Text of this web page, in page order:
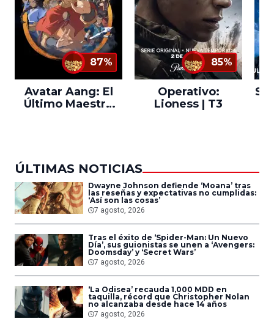
87%
Avatar Aang: El
Último Maestro
85%
Operativo:
Lioness | T3
ÚLTIMAS NOTICIAS
Dwayne Johnson defiende ‘Moana’ tras
las reseñas y expectativas no cumplidas:
‘Así son las cosas’
7 agosto, 2026
Tras el éxito de ‘Spider-Man: Un Nuevo
Día’, sus guionistas se unen a ‘Avengers:
Doomsday’ y ‘Secret Wars’
7 agosto, 2026
‘La Odisea’ recauda 1,000 MDD en
taquilla, récord que Christopher Nolan
no alcanzaba desde hace 14 años
7 agosto, 2026